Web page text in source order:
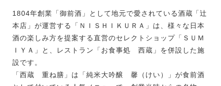
1804年創業「御前酒」として地元で愛されている酒蔵「辻
本店」が運営する「ＮＩＳＨＩＫＵＲＡ」は、様々な日本
酒の楽しみ方を提案する直営のセレクトショップ「ＳＵＭ
ＩＹＡ」と、レストラン「お食事処 西蔵」を併設した施
設です。
「西蔵 重ね膳」は「純米大吟醸 馨（けい）」が食前酒